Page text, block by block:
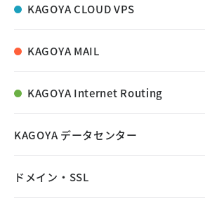
KAGOYA CLOUD VPS
KAGOYA MAIL
KAGOYA Internet Routing
KAGOYA データセンター
ドメイン・SSL